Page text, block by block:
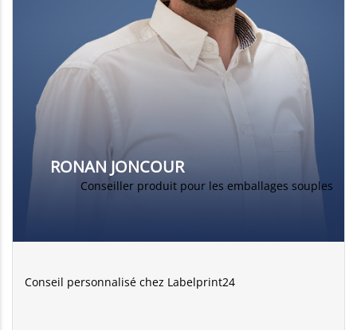
RONAN JONCOUR
Conseiller produit pour les emballages souples
Conseil personnalisé chez Labelprint24